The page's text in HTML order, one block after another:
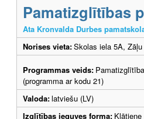
Pamatizglītības
Ata Kronvalda Durbes
Norises vieta:Skolas iela 5A,
Programmas veids:
(programma ar kodu 21)
Valoda:latviešu (LV)
Izglītības ieguves forma: Klātiene